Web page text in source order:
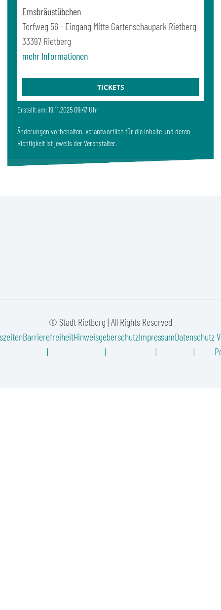
Emsbräustübchen
Torfweg 56 - Eingang Mitte Gartenschaupark Rietberg
33397 Rietberg
mehr Informationen
TICKETS
Erstellt am: 19.11.2025 09:47 Uhr
Änderungen vorbehalten. Verantwortlich für die Inhalte und deren
Richtigkeit ist jeweils der Veranstalter.
© Stadt Rietberg | All Rights Reserved
BarrierefreiheitHinweisgeberschutzImpressumDatenschutz